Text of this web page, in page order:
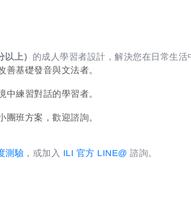
上） 的成人學習者設計，解決您在日常生活
基礎發音與文法者。
練習對話的學習者。
班方案，歡迎諮詢。
測驗 ，或加入 ILI 官方 LINE@ 諮詢。